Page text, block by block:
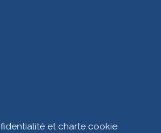
et charte cookie